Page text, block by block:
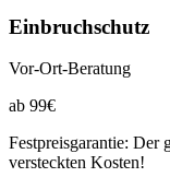
Einbruchschutz
Vor-Ort-Beratung
ab 99€
Festpreisgarantie: Der
versteckten Kosten!